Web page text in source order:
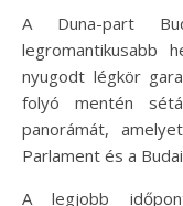
A Duna-part
legromantikusabb
nyugodt légkör
folyó mentén
panorámát,
Parlament és a
A legjobb